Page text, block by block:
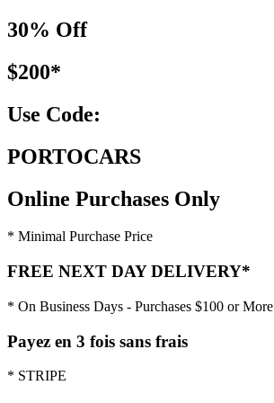
30% Off
$200*
Use Code:
PORTOCARS
Online Purchases Only
* Minimal Purchase Price
FREE NEXT DAY DELIVERY*
* On Business Days - Purchases $100 or More
Payez en 3 fois sans frais
* STRIPE